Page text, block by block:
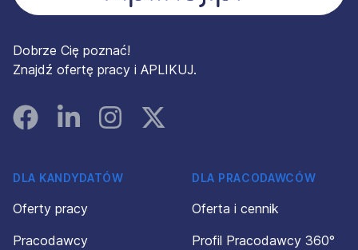
Dobrze Cię poznać!
Znajdź ofertę pracy i APLIKUJ.
FacebookLinked InInstagramInstagram
DLA KANDYDATÓW
Oferty pracy
Pracodawcy
DLA PRACODAWCÓW
Oferta i cennik
Profil Pracodawcy 360°